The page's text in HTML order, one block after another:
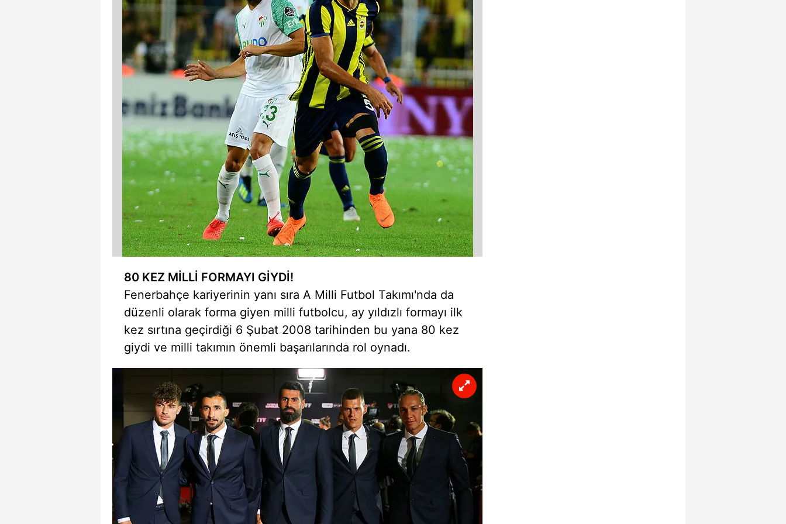
mevzuata uygun olarak kullanılan çerezlerle ilgili bilgi almak için lütfentıklayınız.
80 KEZ MİLLİ FORMAYI GİYDİ!
Fenerbahçe kariyerinin yanı sıra A Milli Futbol Takımı'nda da
düzenli olarak forma giyen milli futbolcu, ay yıldızlı formayı ilk
kez sırtına geçirdiği 6 Şubat 2008 tarihinden bu yana 80 kez
giydi ve milli takımın önemli başarılarında rol oynadı.